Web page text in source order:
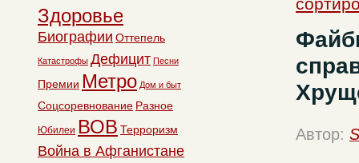
Автор:
Здоровье
Биографии Оттепель
Катастрофы Дефицит Песни
Премии Метро Дом и быт
Соцсоревнование Разное
Юбилеи ВОВ Терроризм
Война в Афганистане